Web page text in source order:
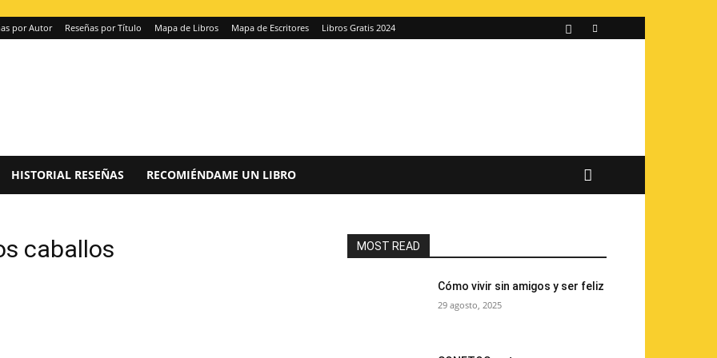
por Autor Reseñas por Título Mapa de Libros Mapa de Escritores Libros Gratis 2024
HISTORIAL RESEÑAS RECOMIÉNDAME UN LIBRO
caballos MOST READ
Cómo vivir sin amigos y ser feliz
29 agosto, 2025